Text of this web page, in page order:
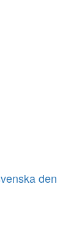
den